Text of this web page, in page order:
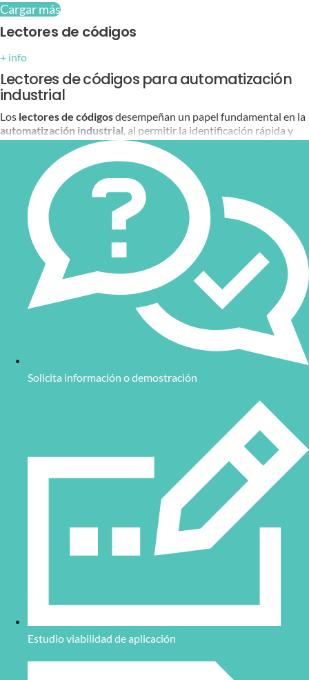
Cargar más
Lectores de códigos
+ info
Lectores de códigos para automatización
industrial
Los lectores de códigosdesempeñan un papel fundamental en la
automatización industrial, al permitir la identificación rápida y
precisa de productos mediante códigos de barras 1D y 2D. En
, ofrecemos una amplia gama de lectores avanzados
fabricados por
Keyence
, que se adaptan a diversas aplicaciones,
desde líneas de producción hasta operaciones logísticas de gran
escala. Estos dispositivos garantizan un rendimiento óptimo,
incluso en condiciones de alta velocidad o marcaciones difíciles de
Gama de lectores de códigos disponibles
Nuestra gama de lectores incluye opciones con características
avanzadas, como autoenfoque, inteligencia artificial, campos de
visión ultra amplios y compatibilidad con múltiples protocolos de
Lector de códigos con autoenfoque
SR-1000
es un lector estándar para códigos de barras 1D y 2D,
con un sistema deautoenfoqueque le permite trabajar a
elimina los brillos en superficies
reflectantes, asegurando una lectura estable. También cuenta con
un amplio rango de comunicación (RS-232, USB, Ethernet, FTP,
Lector compacto de alta velocidad
es un lector compacto diseñado para leer códigos 1D,
2D, etiquetas y marcación directa (
DPM
). Con una velocidad de
hasta 160 metros por minuto, ofrece un rendimiento excelente en
aplicaciones de alta velocidad. Su instalación es sencilla y permite
ver imágenes en tiempo real desde un PC, gracias a su doble
El modeloSR-2000está equipado con una cámara de3,1
megapíxeles, proporcionando un campo de visión ultra amplio y
objetos a distancias de hasta 2 metros, incluso en movimiento, lo
Solicita información o demostración
Estudio viabilidad de aplicación